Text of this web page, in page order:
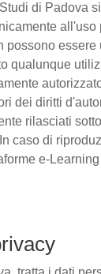
di Padova
all'uso
possono essere
qualunque
dei diritti
rilasciati
caso di
e-